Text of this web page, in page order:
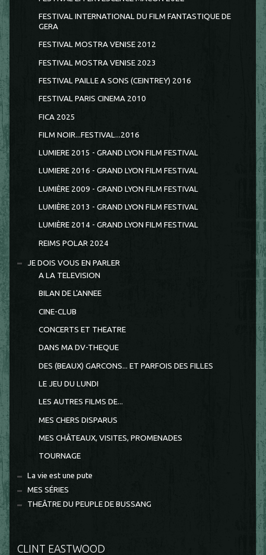
FESTIVAL INTERNATIONAL DU FILM FANTASTIQUE DE
GERA
FESTIVAL MOSTRA VENISE 2012
FESTIVAL MOSTRA VENISE 2023
FESTIVAL PAILLE A SONS (CEINTREY) 2016
FESTIVAL PARIS CINEMA 2010
FICA 2025
FILM NOIR...FESTIVAL...2016
LUMIERE 2015 - GRAND LYON FILM FESTIVAL
LUMIERE 2016 - GRAND LYON FILM FESTIVAL
LUMIÈRE 2009 - GRAND LYON FILM FESTIVAL
LUMIÈRE 2013 - GRAND LYON FILM FESTIVAL
LUMIÈRE 2014 - GRAND LYON FILM FESTIVAL
REIMS POLAR 2024
JE DOIS VOUS EN PARLER
A LA TELEVISION
BILAN DE L'ANNEE
CINE-CLUB
CONCERTS ET THEATRE
DANS MA DV-THEQUE
DES (BEAUX) GARCONS... ET PARFOIS DES FILLES
LE JEU DU LUNDI
LES AUTRES FILMS DE...
MES CHERS DISPARUS
MES CHÂTEAUX, VISITES, PROMENADES
TOURNAGE
La vie est une pute
MES SÉRIES
THEÂTRE DU PEUPLE DE BUSSANG
CLINT EASTWOOD